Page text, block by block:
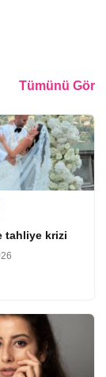
Tümünü Gör
tahliye krizi